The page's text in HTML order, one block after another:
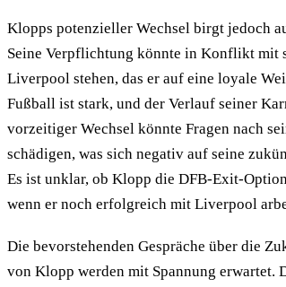
Klopps potenzieller Wechsel birgt jedoch
Seine Verpflichtung könnte in Konflikt mit
Liverpool stehen, das er auf eine loyale
Fußball ist stark, und der Verlauf seiner
vorzeitiger Wechsel könnte Fragen nach
schädigen, was sich negativ auf seine
Es ist unklar, ob Klopp die DFB-Exit-
wenn er noch erfolgreich mit Liverpool
Die bevorstehenden Gespräche über die
von Klopp werden mit Spannung erwartet.